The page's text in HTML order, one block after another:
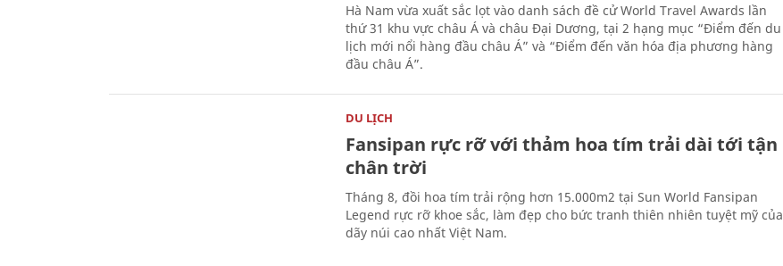
Hà Nam vừa xuất sắc lọt vào danh sách đề cử World Travel Awards lần
thứ 31 khu vực châu Á và châu Đại Dương, tại 2 hạng mục “Điểm đến du
lịch mới nổi hàng đầu châu Á” và “Điểm đến văn hóa địa phương hàng
đầu châu Á”.
DU LỊCH
Fansipan rực rỡ với thảm hoa tím trải dài tới tận
chân trời
Tháng 8, đồi hoa tím trải rộng hơn 15.000m2 tại Sun World Fansipan
Legend rực rỡ khoe sắc, làm đẹp cho bức tranh thiên nhiên tuyệt mỹ của
dãy núi cao nhất Việt Nam.